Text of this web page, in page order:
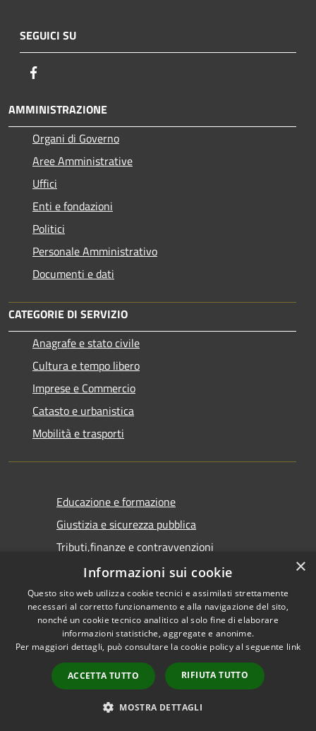
SEGUICI SU
AMMINISTRAZIONE
Organi di Governo
Aree Amministrative
Uffici
Enti e fondazioni
Politici
Personale Amministrativo
Documenti e dati
CATEGORIE DI SERVIZIO
Anagrafe e stato civile
Cultura e tempo libero
Imprese e Commercio
Catasto e urbanistica
Mobilità e trasporti
Educazione e formazione
Giustizia e sicurezza pubblica
Tributi,finanze e contravvenzioni
Ambiente
Salute, benessere e assistenza
Autorizzazioni
×
Informazioni sui cookie
Questo sito web utilizza cookie tecnici e assimilati strettamente
necessari al corretto funzionamento e alla navigazione del sito,
nonché un cookie tecnico analitico al solo fine di elaborare
informazioni statistiche, aggregate e anonime.
Per maggiori dettagli, può consultare la cookie policy al seguente link
ACCETTA TUTTO RIFIUTA TUTTO
MOSTRA DETTAGLI